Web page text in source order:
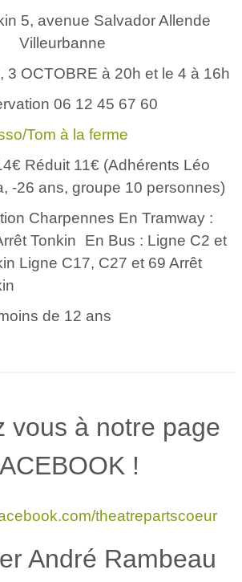
5, avenue Salvador Allende
Villeurbanne
3 OCTOBRE à 20h et le 4 à 16h
06 12 45 67 60
Tom à la ferme
Réduit 11€ (Adhérents Léo
-26 ans, groupe 10 personnes)
Charpennes En Tramway :
Tonkin En Bus : Ligne C2 et
Ligne C17, C27 et 69 Arrêt
de 12 ans
vous à notre page
!
theatrepartscoeur
André Rambeau